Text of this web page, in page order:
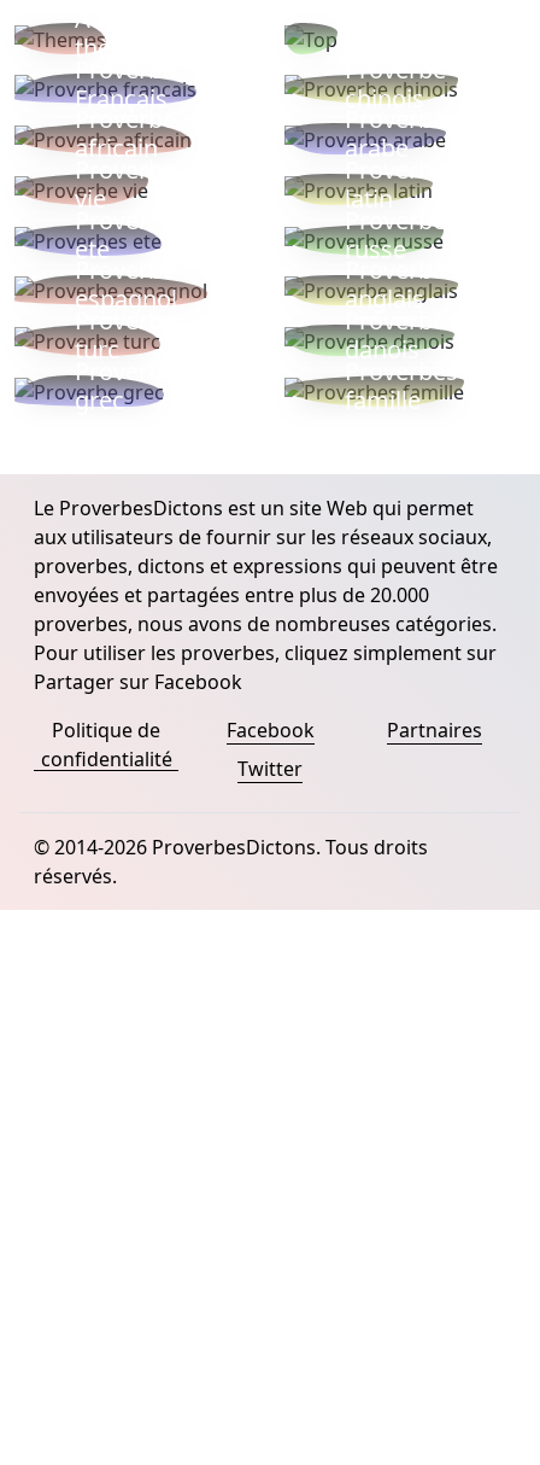
Autres
thèmes
Proverbe
Français
Proverbe
chinois
Proverbe
africain
Proverbe
arabe
Proverbe
vie
Proverbe
latin
Proverbes
ete
Proverbe
russe
Proverbe
espagnol
Proverbe
anglais
Proverbe
turc
Proverbe
danois
Proverbe
grec
Proverbes
famille
Le ProverbesDictons est un site Web qui permet
aux utilisateurs de fournir sur les réseaux sociaux,
proverbes, dictons et expressions qui peuvent être
envoyées et partagées entre plus de 20.000
proverbes, nous avons de nombreuses catégories.
Pour utiliser les proverbes, cliquez simplement sur
Partager sur Facebook
Politique de
confidentialité
Facebook
Twitter
Partnaires
© 2014-2026 ProverbesDictons. Tous droits
réservés.